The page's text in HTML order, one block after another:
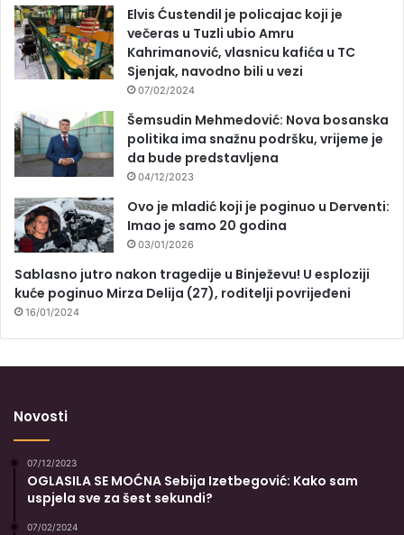
Elvis Ćustendil je policajac koji je
večeras u Tuzli ubio Amru
Kahrimanović, vlasnicu kafića u TC
Sjenjak, navodno bili u vezi
07/02/2024
Šemsudin Mehmedović: Nova bosanska
politika ima snažnu podršku, vrijeme je
da bude predstavljena
04/12/2023
Ovo je mladić koji je poginuo u Derventi:
Imao je samo 20 godina
03/01/2026
Sablasno jutro nakon tragedije u Binježevu! U esploziji
kuće poginuo Mirza Delija (27), roditelji povrijeđeni
16/01/2024
Novosti
07/12/2023
OGLASILA SE MOĆNA Sebija Izetbegović: Kako sam
uspjela sve za šest sekundi?
07/02/2024